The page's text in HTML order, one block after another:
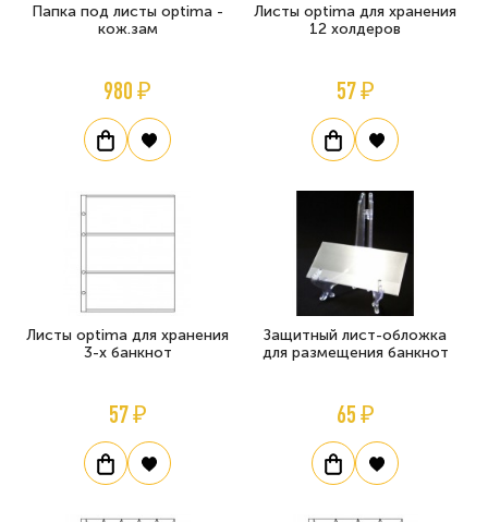
Папка под листы optima -
кож.зам
980 ₽
Листы optima для хранения
12 холдеров
57 ₽
Листы optima для хранения
3-х банкнот
57 ₽
Защитный лист-обложка
для размещения банкнот
65 ₽